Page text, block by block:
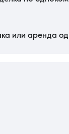
или аренда
без привязки